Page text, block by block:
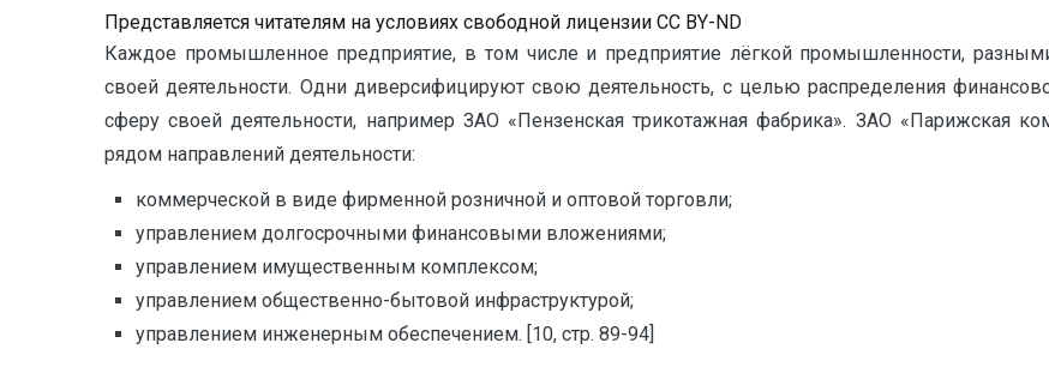
Представляется читателям на условиях свободной лицензии CC BY-ND
Каждое промышленное предприятие, в том числе и предприятие лёгкой промышленности,
своей деятельности. Одни диверсифицируют свою деятельность, с целью распределения
сферу своей деятельности, например ЗАО «Пензенская трикотажная фабрика». ЗАО «Парижская
рядом направлений деятельности:
коммерческой в виде фирменной розничной и оптовой торговли;
управлением долгосрочными финансовыми вложениями;
управлением имущественным комплексом;
управлением общественно-бытовой инфраструктурой;
управлением инженерным обеспечением. [10, стр. 89-94]